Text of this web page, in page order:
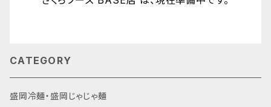
CATEGORY
盛岡冷麺・盛岡じゃじゃ麺